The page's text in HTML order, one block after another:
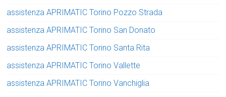
assistenza APRIMATIC Torino Pozzo Strada
assistenza APRIMATIC Torino San Donato
assistenza APRIMATIC Torino Santa Rita
assistenza APRIMATIC Torino Vallette
assistenza APRIMATIC Torino Vanchiglia